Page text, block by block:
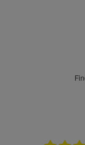
finden Sie einige der Rezensionen